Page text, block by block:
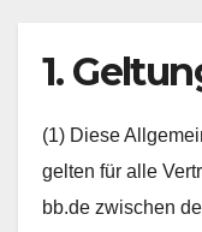
1.
(1) Diese
gelten für alle
bb.de zwischen